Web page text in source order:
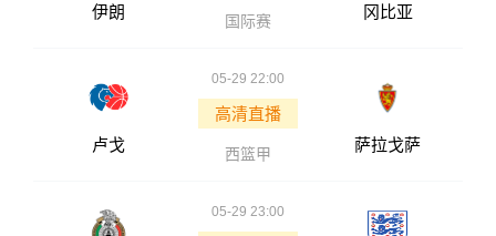
伊朗
国际赛
冈比亚
卢戈
05-29 22:00
高清直播
西篮甲
萨拉戈萨
05-29 23:00